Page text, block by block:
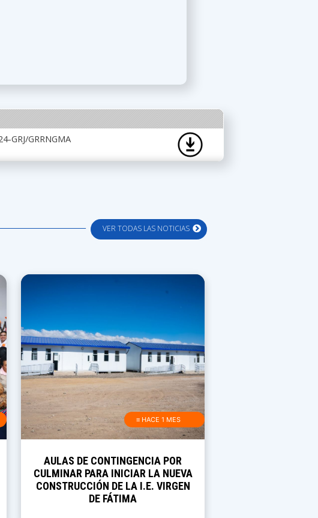
GRJ/GRRNGMA
VER TODAS LAS NOTICIAS
≡ HACE 1 MES
AULAS DE CONTINGENCIA POR
CULMINAR PARA INICIAR LA NUEVA
CONSTRUCCIÓN DE LA I.E. VIRGEN
DE FÁTIMA